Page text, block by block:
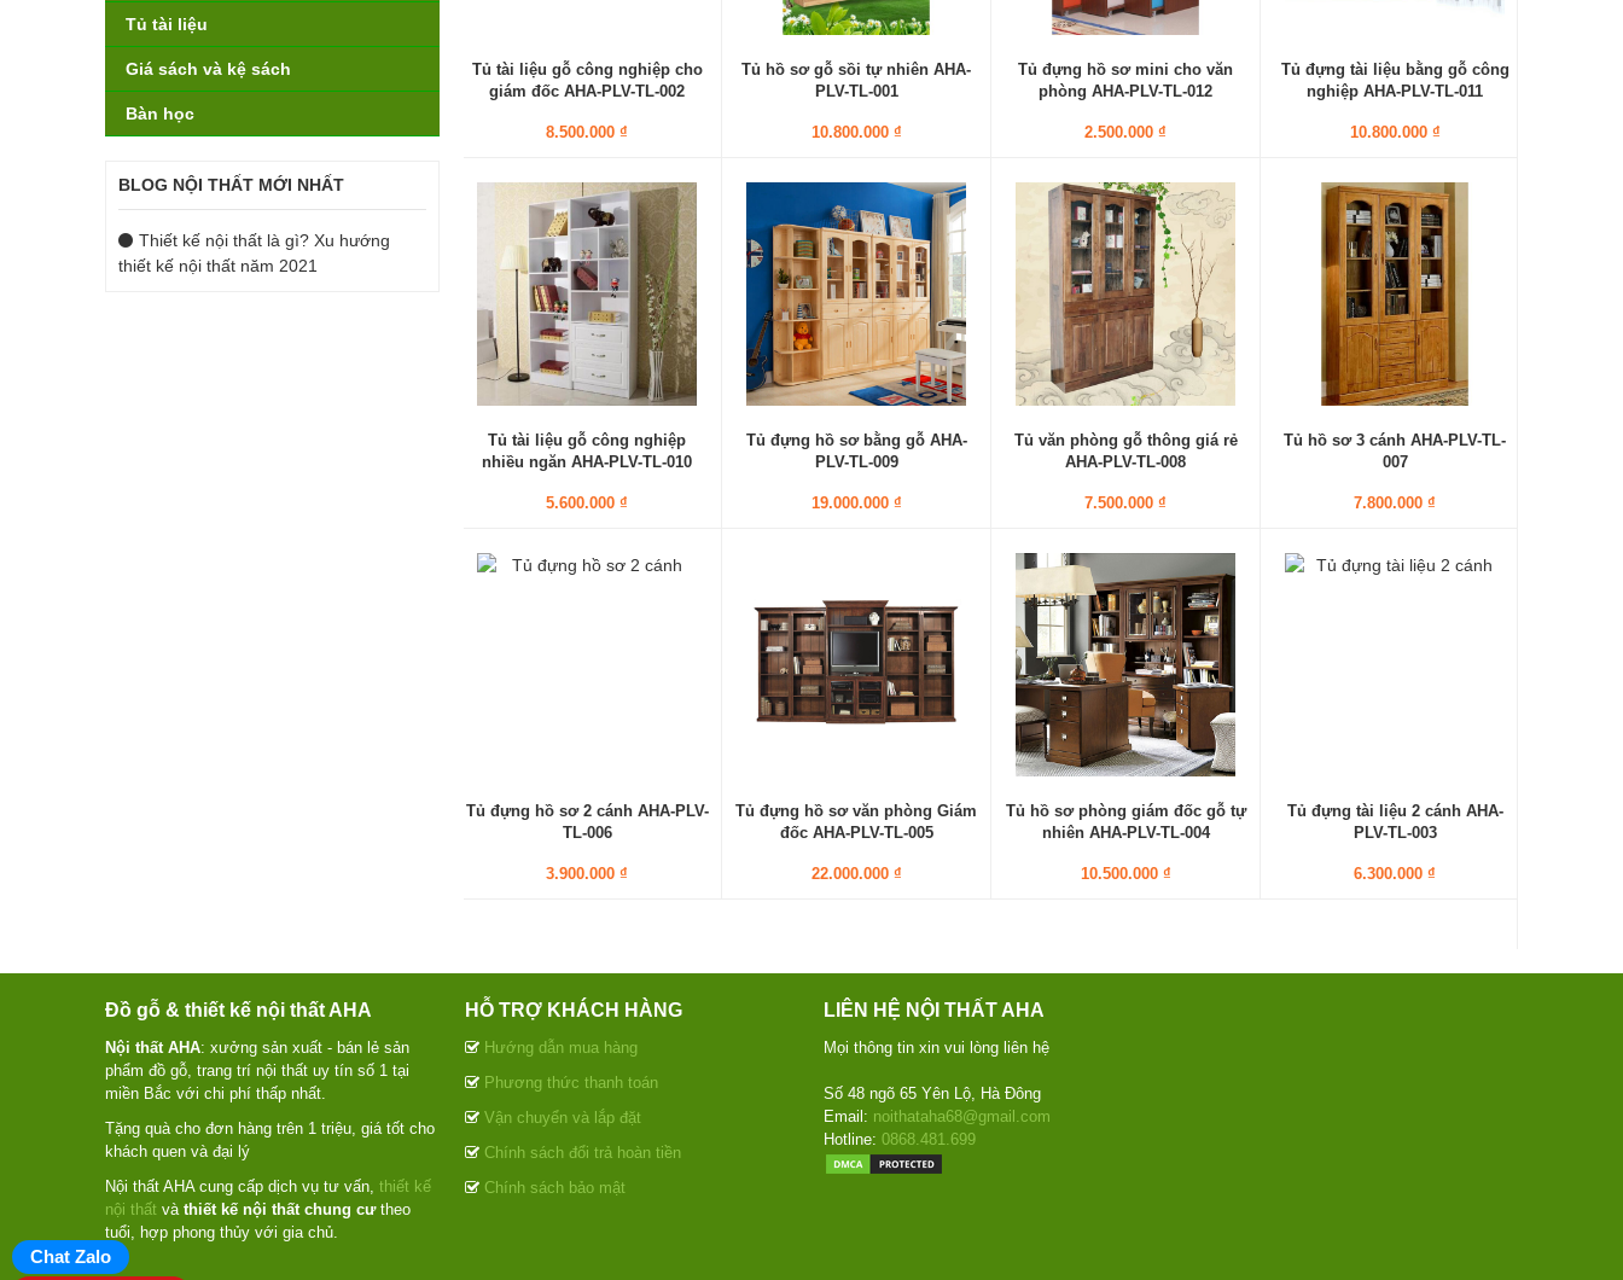
Tủ tài liệu gỗ công nghiệp cho
giám đốc AHA-PLV-TL-002
8.500.000 ₫
Tủ hồ sơ gỗ sồi tự nhiên AHA-
PLV-TL-001
10.800.000 ₫
Tủ đựng hồ sơ mini cho văn
phòng AHA-PLV-TL-012
2.500.000 ₫
Tủ đựng tài liệu bằng gỗ công
nghiệp AHA-PLV-TL-011
10.800.000 ₫
Tủ tài liệu gỗ công nghiệp
nhiều ngăn AHA-PLV-TL-010
5.600.000 ₫
Tủ đựng hồ sơ bằng gỗ AHA-
PLV-TL-009
19.000.000 ₫
Tủ văn phòng gỗ thông giá rẻ
AHA-PLV-TL-008
7.500.000 ₫
Tủ hồ sơ 3 cánh AHA-PLV-TL-
007
7.800.000 ₫
Tủ đựng hồ sơ 2 cánh AHA-PLV-
TL-006
3.900.000 ₫
Tủ đựng hồ sơ văn phòng Giám
đốc AHA-PLV-TL-005
22.000.000 ₫
Tủ hồ sơ phòng giám đốc gỗ tự
nhiên AHA-PLV-TL-004
10.500.000 ₫
Tủ đựng tài liệu 2 cánh AHA-
PLV-TL-003
6.300.000 ₫
Tủ tài liệu
Giá sách và kệ sách
Bàn học
BLOG NỘI THẤT MỚI NHẤT
Thiết kế nội thất là gì? Xu hướng
thiết kế nội thất năm 2021
Đồ gỗ & thiết kế nội thất AHA
Nội thất AHA: xưởng sản xuất - bán lẻ sản
phẩm đồ gỗ, trang trí nội thất uy tín số 1 tại
miền Bắc với chi phí thấp nhất.
Tặng quà cho đơn hàng trên 1 triệu, giá tốt cho
khách quen và đại lý
Nội thất AHA cung cấp dịch vụ tư vấn, thiết kế
nội thất và thiết kế nội thất chung cưtheo
tuổi, hợp phong thủy với gia chủ.
HỖ TRỢ KHÁCH HÀNG
Hướng dẫn mua hàng
Phương thức thanh toán
Vận chuyển và lắp đặt
Chính sách đổi trả hoàn tiền
Chính sách bảo mật
LIÊN HỆ NỘI THẤT AHA
Mọi thông tin xin vui lòng liên hệ
Số 48 ngõ 65 Yên Lộ, Hà Đông
Email: noithataha68@gmail.com
Hotline: 0868.481.699
Chat Zalo